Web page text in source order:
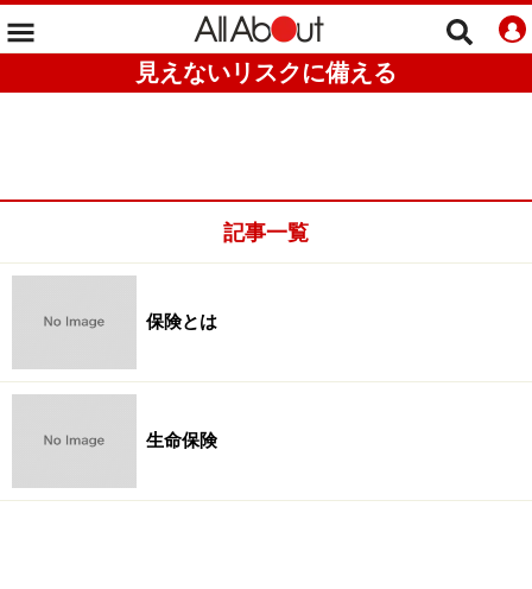
見えないリスクに備える
記事一覧
保険とは
生命保険